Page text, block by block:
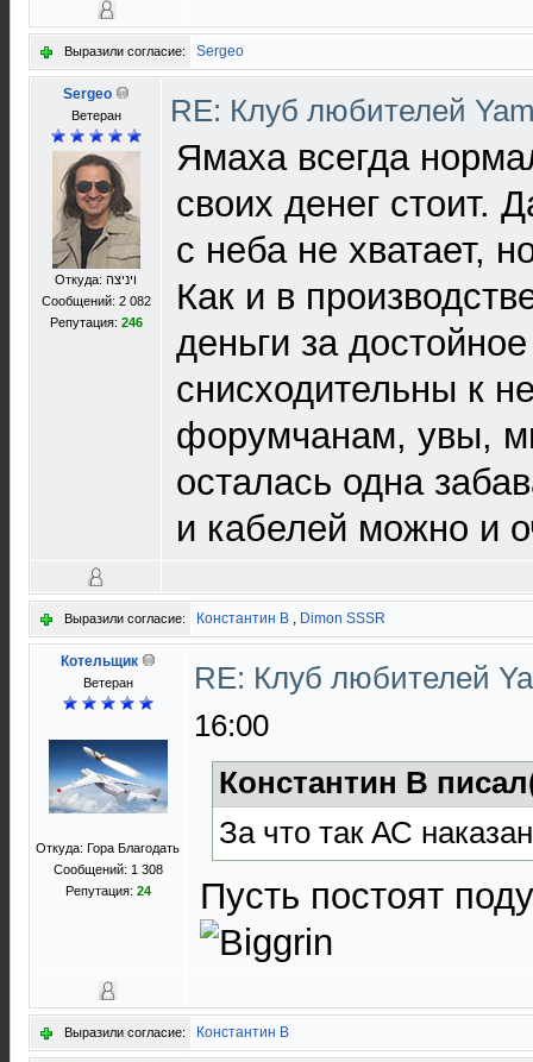
Выразили согласие: Sergeo
Sergeo
Ветеран
Откуда: ויניצה
Сообщений: 2 082
Репутация: 246
RE: Клуб любителей
Ямаха всегда
своих денег стоит.
с неба не хватает,
Как и в
деньги за
снисходительны к
форумчанам, увы,
осталась одна
и кабелей можно и
Выразили согласие: Константин В , Dimon SSSR
Котельщик
Ветеран
Откуда: Гора Благодать
Сообщений: 1 308
Репутация: 24
RE: Клуб любителей
16:00
Константин В
За что так АС
Пусть постоят
Выразили согласие: Константин В